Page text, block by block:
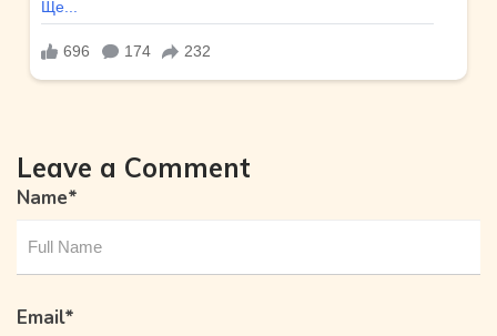
Leave a Comment
Name*
Email*